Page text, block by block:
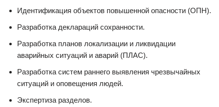
Идентификация объектов повышенной опасности (ОПН).
Разработка деклараций сохранности.
Разработка планов локализации и ликвидации
аварийных ситуаций и аварий (ПЛАС).
Разработка систем раннего выявления чрезвычайных
ситуаций и оповещения людей.
Экспертиза разделов.